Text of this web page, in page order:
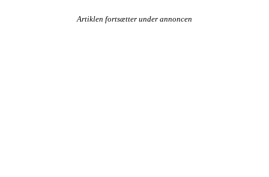
Artiklen fortsætter under annoncen